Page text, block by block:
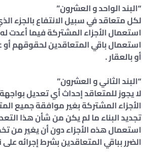
“البند الواحد و العشرون”
لكل متعاقد في سبيل الانتفاع بالجزء
استعمال الأجزاء المشتركة فيما أعدت
استعمال باقي المتعاقدين لحقوقهم أو
أو بالعقار .
“البند الثاني و العشرون”
لا يجوز للمتعاقد إحداث أي تعديل
الأجزاء المشتركة بغير موافقة جميع
تجديد البناء ما لم يكن من شأن هذا
استعمال هذه الأجزاء دون أن يغير من
الضرر بباقي المتعاقدين بشرط إجرائه